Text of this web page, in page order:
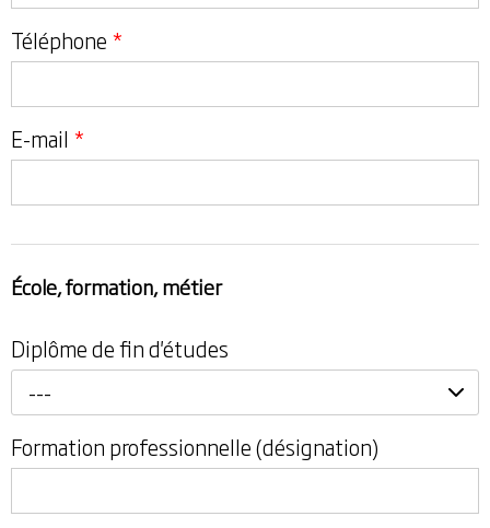
Téléphone *
E-mail *
École, formation, métier
Diplôme de fin d'études
---
Formation professionnelle (désignation)